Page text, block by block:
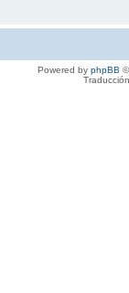
Powered by phpBB